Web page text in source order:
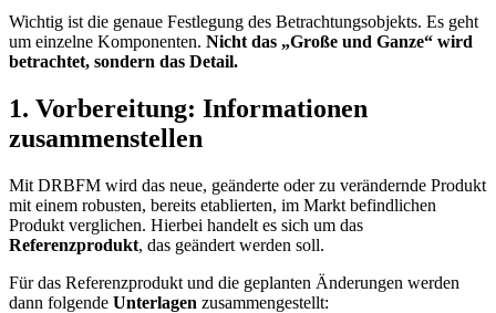
Wichtig ist die genaue Festlegung des Betrachtungsobjekts. Es geht
um einzelne Komponenten. Nicht das „Große und Ganze“ wird
betrachtet, sondern das Detail.
1. Vorbereitung: Informationen
zusammenstellen
Mit DRBFM wird das neue, geänderte oder zu verändernde Produkt
mit einem robusten, bereits etablierten, im Markt befindlichen
Produkt verglichen. Hierbei handelt es sich um das
Referenzprodukt, das geändert werden soll.
Für das Referenzprodukt und die geplanten Änderungen werden
dann folgende Unterlagen zusammengestellt: